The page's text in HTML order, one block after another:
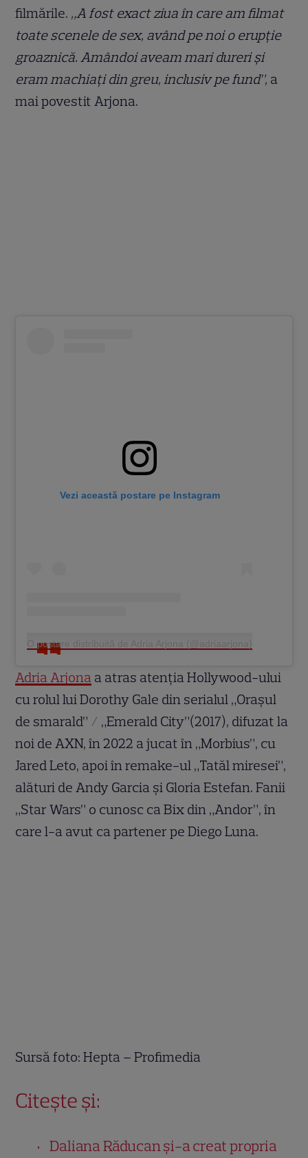
filmările. „A fost exact ziua în care am filmat
toate scenele de sex, având pe noi o erupție
groaznică. Amândoi aveam mari dureri și
eram machiați din greu, inclusiv pe fund”, a
mai povestit Arjona.
Vezi această postare pe Instagram
O postare distribuită de Adria Arjona (@adriaarjona)
Adria Arjona a atras atenția Hollywood-ului
cu rolul lui Dorothy Gale din serialul „Orașul
de smarald” / „Emerald City”(2017), difuzat la
noi de AXN, în 2022 a jucat în „Morbius”, cu
Jared Leto, apoi în remake-ul „Tatăl miresei”,
alături de Andy Garcia și Gloria Estefan. Fanii
„Star Wars” o cunosc ca Bix din „Andor”, în
care l-a avut ca partener pe Diego Luna.
Sursă foto: Hepta – Profimedia
Citește și:
Daliana Răducan și-a creat propria